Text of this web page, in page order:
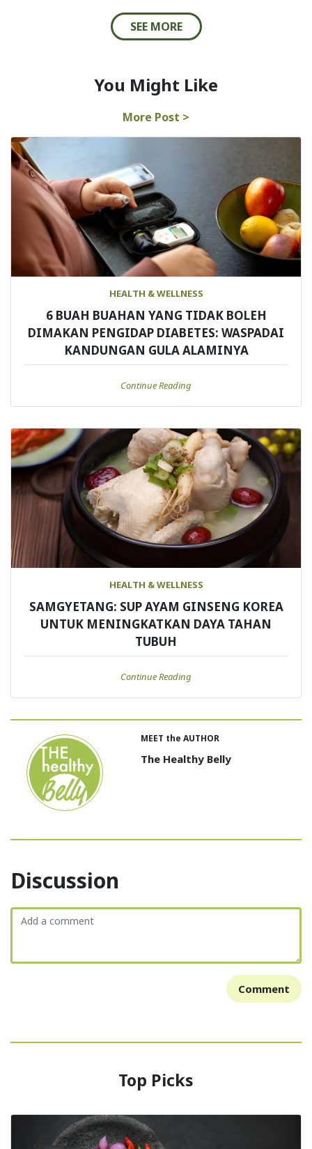
SEE MORE
You Might Like
More Post >
HEALTH & WELLNESS
6 BUAH BUAHAN YANG TIDAK BOLEH
DIMAKAN PENGIDAP DIABETES: WASPADAI
KANDUNGAN GULA ALAMINYA
Continue Reading
HEALTH & WELLNESS
SAMGYETANG: SUP AYAM GINSENG KOREA
UNTUK MENINGKATKAN DAYA TAHAN
TUBUH
Continue Reading
MEET the AUTHOR
The Healthy Belly
Discussion
Comment
Top Picks